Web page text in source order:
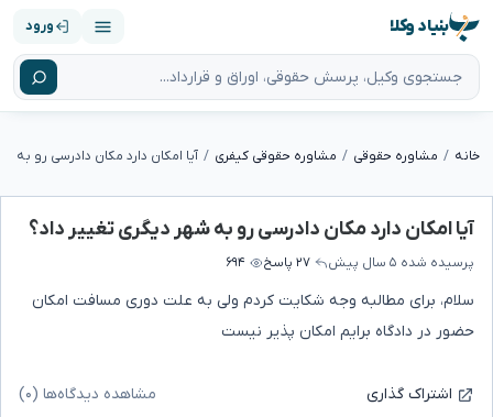
بنیاد وکلا ورود
خانه مشاوره حقوقی مشاوره حقوقی کیفری آیا امکان دارد مکان دادرسی رو به
آیا امکان دارد مکان دادرسی رو به شهر دیگری تغییر داد؟
پرسیده شده ۵ سال پیش ۲۷ پاسخ ۶۹۴
سلام، برای مطالبه وجه شکایت کردم ولی به علت دوری مسافت امکان
حضور در دادگاه برایم امکان پذیر نیست
اشتراک گذاری مشاهده دیدگاه‌ها (۰)